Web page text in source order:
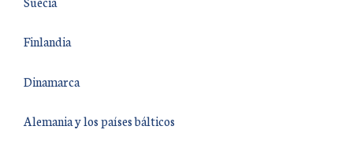
Finlandia
Dinamarca
Alemania y los países bálticos